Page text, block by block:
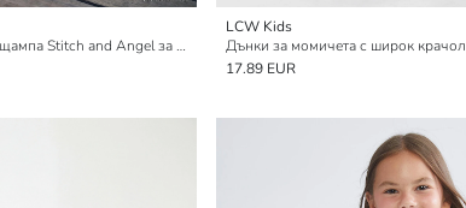
Къси дънкови панталони с щампа Stitch and Angel за момичета
LCW Kids
Дънки за момичета с широк крачол
17.89 EUR